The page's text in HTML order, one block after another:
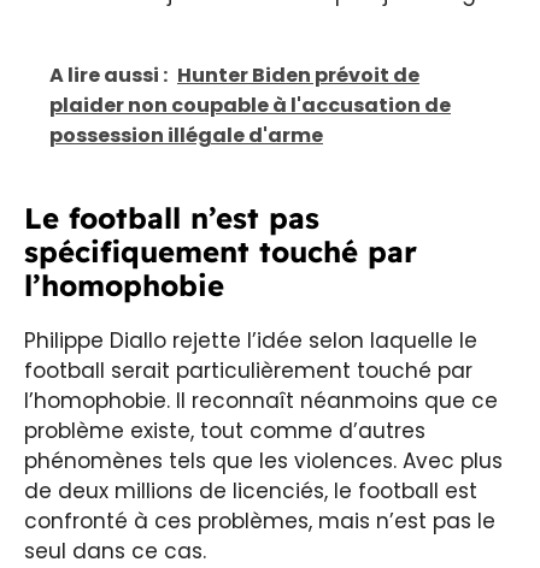
A lire aussi : Hunter Biden prévoit de
plaider non coupable à l'accusation de
possession illégale d'arme
Le football n’est pas
spécifiquement touché par
l’homophobie
Philippe Diallo rejette l’idée selon laquelle le
football serait particulièrement touché par
l’homophobie. Il reconnaît néanmoins que ce
problème existe, tout comme d’autres
phénomènes tels que les violences. Avec plus
de deux millions de licenciés, le football est
confronté à ces problèmes, mais n’est pas le
seul dans ce cas.